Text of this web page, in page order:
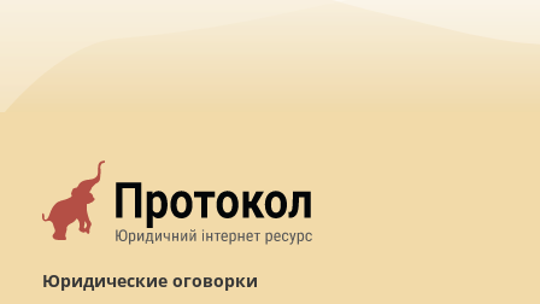
Юридические оговорки